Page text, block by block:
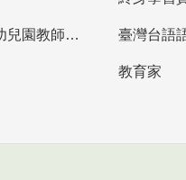
教育部高中等以下學校及幼兒園教師資格檢定考試 臺灣台語
教育家